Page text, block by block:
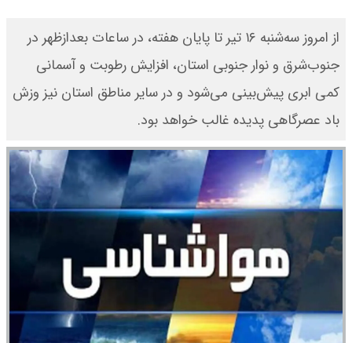
از امروز سه‌شنبه ۱۶ تیر تا پایان هفته، در ساعات بعدازظهر در
جنوب‌شرق و نوار جنوبی استان، افزایش رطوبت و آسمانی
کمی ابری پیش‌بینی می‌شود و در سایر مناطق استان نیز وزش
باد عصرگاهی پدیده غالب خواهد بود.